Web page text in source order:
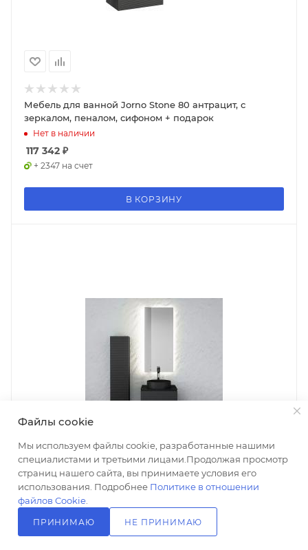
Мебель для ванной Jorno Stone 80 антрацит, с
зеркалом, пеналом, сифоном + подарок
Нет в наличии
117 342 ₽
+ 2347 на счет
В КОРЗИНУ
Файлы cookie
Мы используем файлы cookie, разработанные нашими
специалистами и третьими лицами.Продолжая просмотр
страниц нашего сайта, вы принимаете условия его
использования. Подробнее Политике в отношении
файлов Cookie
ПРИНИМАЮ НЕ ПРИНИМАЮ